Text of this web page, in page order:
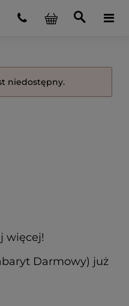
niedostępny.
więcej!
Darmowy) już